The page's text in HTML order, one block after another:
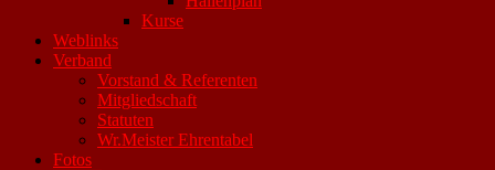
Kurse
Weblinks
Verband
Vorstand & Referenten
Mitgliedschaft
Statuten
Wr.Meister Ehrentabel
Fotos